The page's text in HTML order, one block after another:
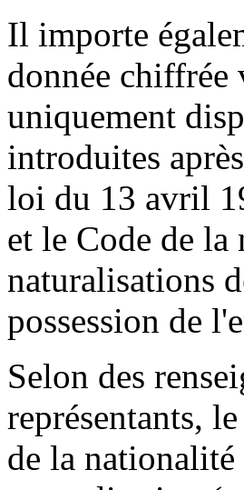
Il importe
donnée chiffrée
uniquement
introduites
loi du 13 avril
et le Code de la
naturalisations
possession de
Selon des
représentants,
de la